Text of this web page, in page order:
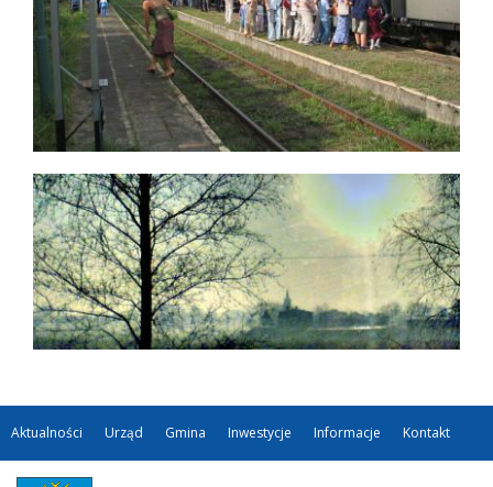
Aktualności Urząd Gmina Inwestycje Informacje Kontakt